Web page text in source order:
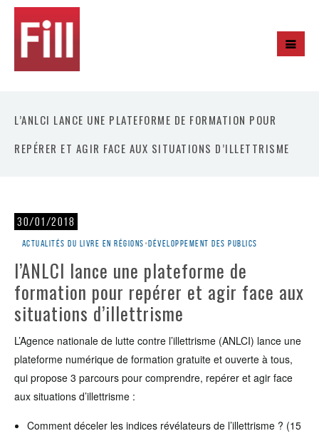
L’ANLCI LANCE UNE PLATEFORME DE FORMATION POUR
REPÉRER ET AGIR FACE AUX SITUATIONS D’ILLETTRISME
30/01/2018
Actualités du livre en régions •Développement des publics
l’ANLCI lance une plateforme de
formation pour repérer et agir face aux
situations d’illettrisme
L’Agence nationale de lutte contre l’illettrisme (ANLCI) lance une
plateforme numérique de formation gratuite et ouverte à tous,
qui propose 3 parcours pour comprendre, repérer et agir face
aux situations d’illettrisme :
Comment déceler les indices révélateurs de l’illettrisme ? (15